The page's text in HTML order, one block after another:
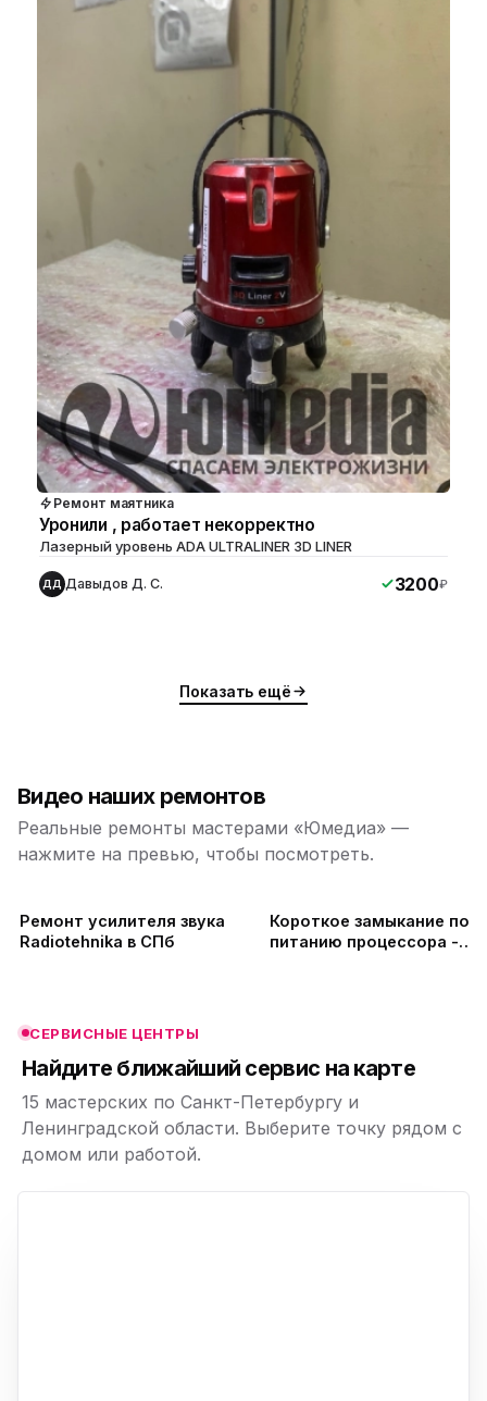
Ремонт маятника
Уронили , работает некорректно
Лазерный уровень ADA ULTRALINER 3D LINER
ДД Давыдов Д. С. 3200₽
Показать ещё
Видео наших ремонтов
Реальные ремонты мастерами «Юмедиа» —
нажмите на превью, чтобы посмотреть.
Ремонт усилителя звука
Radiotehnika в СПб
Короткое замыкание по
питанию процессора -
СЕРВИСНЫЕ ЦЕНТРЫ
Найдите ближайший сервис на карте
15 мастерских по Санкт-Петербургу и
Ленинградской области. Выберите точку рядом с
домом или работой.
ю